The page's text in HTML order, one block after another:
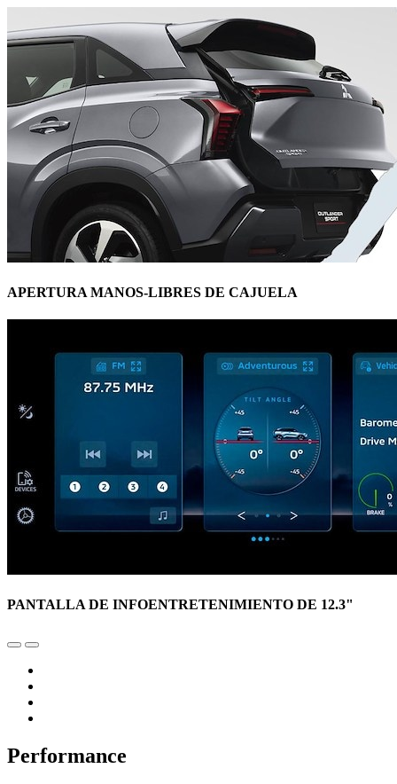
APERTURA MANOS-LIBRES DE CAJUELA
PANTALLA DE INFOENTRETENIMIENTO DE 12.3"
Performance